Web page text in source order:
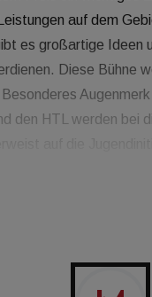
auf dem
es großartige Ideen
Diese Bühne
den HTL werden
hat. Sie lehrt